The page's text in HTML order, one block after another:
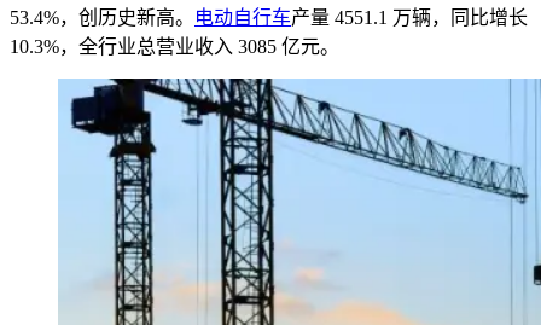
53.4%，创历史新高。
电动自行车产量 4551.1 万辆，同比增长
10.3%，全行业总营业收入 3085 亿元。